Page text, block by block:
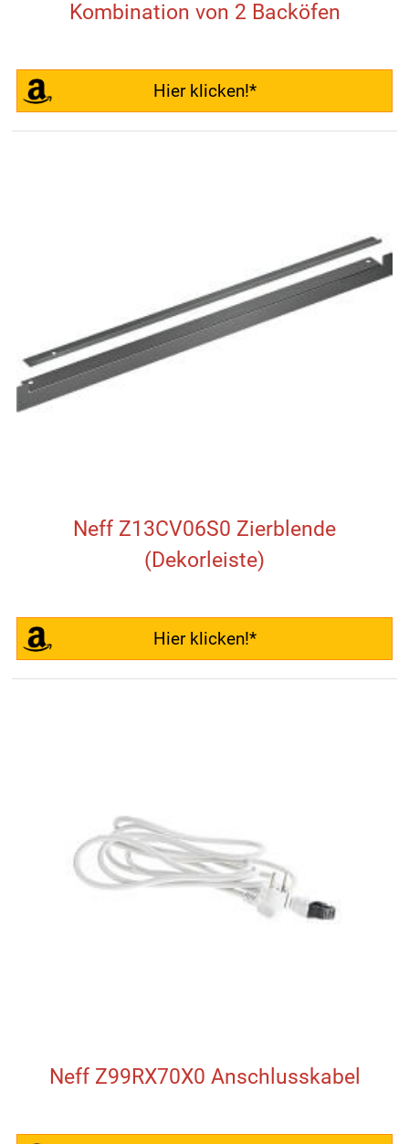
Kombination von 2 Backöfen
Hier klicken!*
Neff Z13CV06S0 Zierblende
(Dekorleiste)
Hier klicken!*
Neff Z99RX70X0 Anschlusskabel